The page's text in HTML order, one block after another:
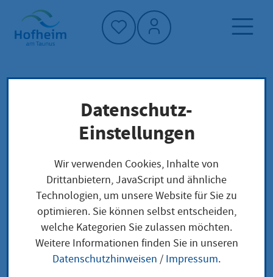
Startseite"
Politik und Verwaltung
Frühere Wahljahre
Frühere Wahljahre
Ausländerbeiratswahlen
Datenschutz-
Einstellungen
Wir verwenden Cookies, Inhalte von
Drittanbietern, JavaScript und ähnliche
Technologien, um unsere Website für Sie zu
optimieren. Sie können selbst entscheiden,
welche Kategorien Sie zulassen möchten.
Weitere Informationen finden Sie in unseren
Datenschutzhinweisen / Impressum.